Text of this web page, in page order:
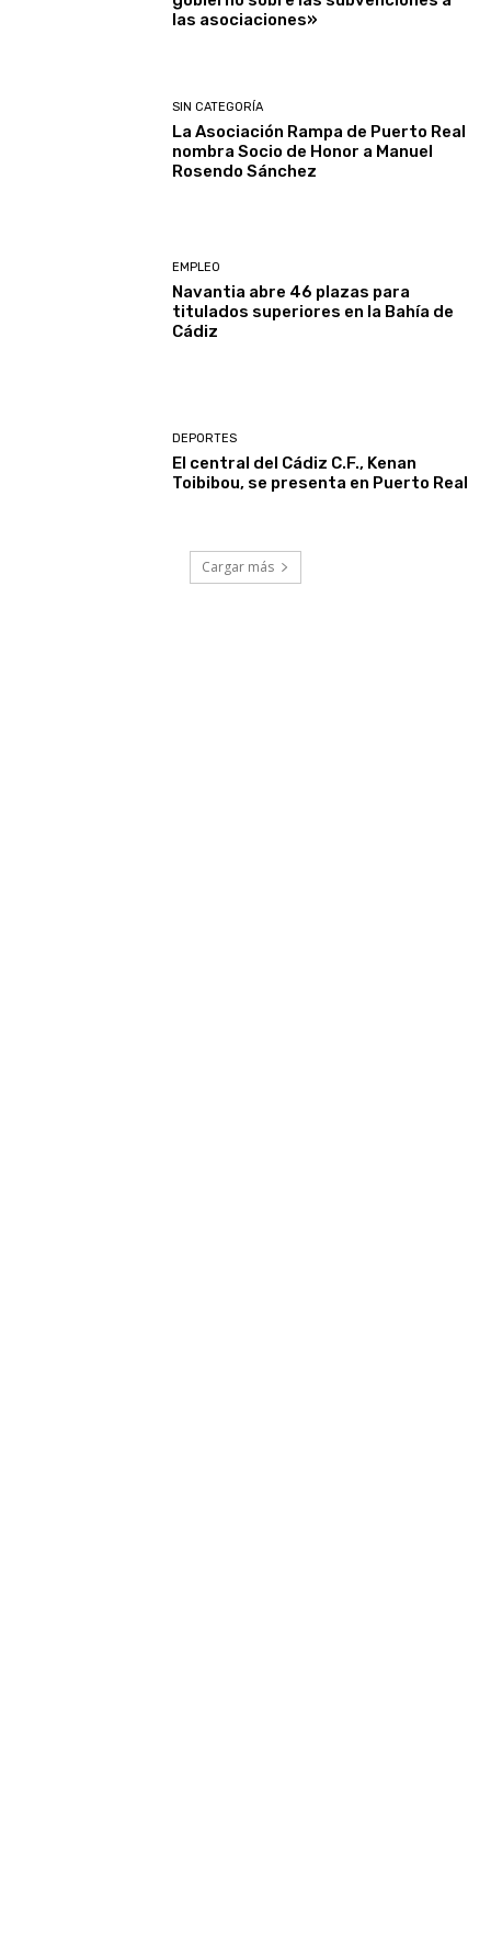
las asociaciones»
SIN CATEGORÍA
La Asociación Rampa de Puerto Real
nombra Socio de Honor a Manuel
Rosendo Sánchez
EMPLEO
Navantia abre 46 plazas para
titulados superiores en la Bahía de
Cádiz
DEPORTES
El central del Cádiz C.F., Kenan
Toibibou, se presenta en Puerto Real
Cargar más